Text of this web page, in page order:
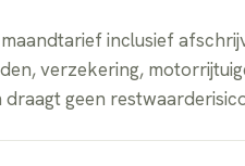
inclusief
verzekering,
geen